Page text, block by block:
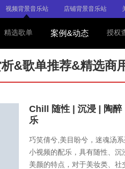
视频背景音乐站 店铺背景音乐站
精选歌单 案例&动态 授权
&歌单推荐&精选商
Chill 随性 | 沉浸 | 陶醉
乐
巧笑倩兮,美目盼兮，迷魂汤
小视频的配乐，具有随性、沉
美颜的特点，对于美妆类、社